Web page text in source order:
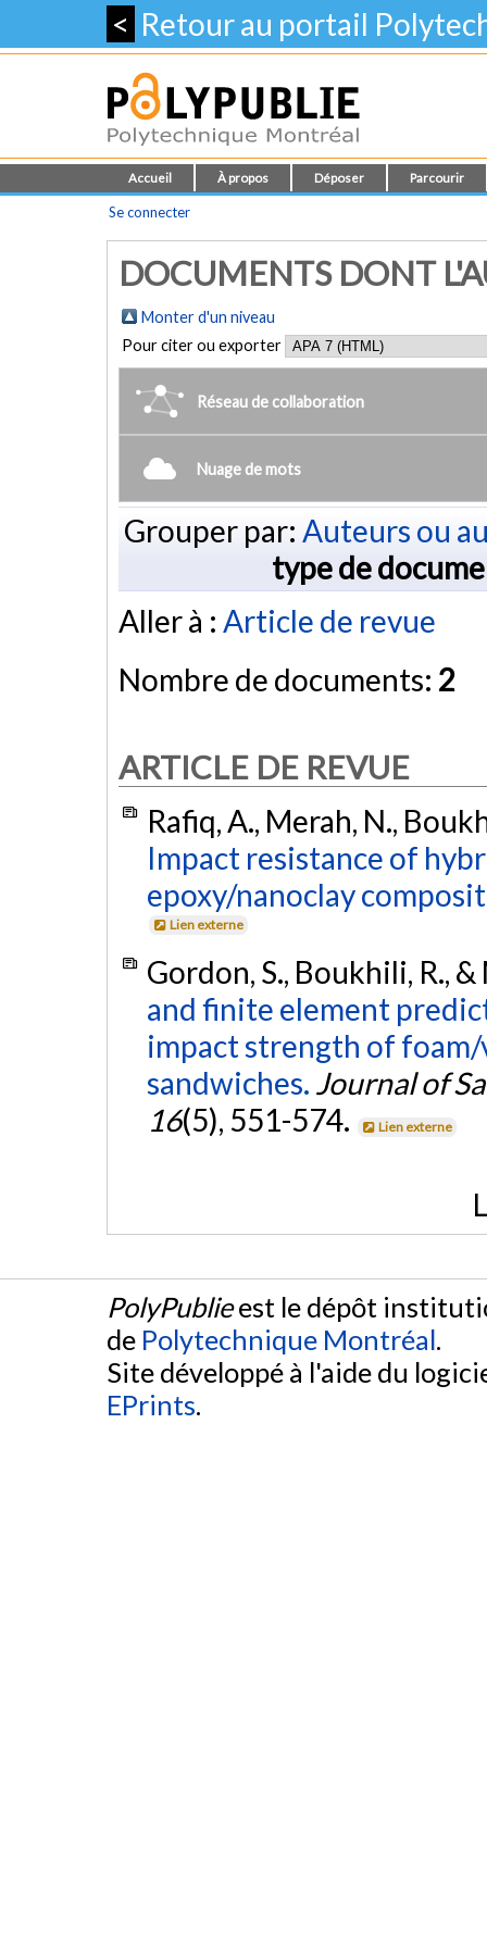
< Retour au portail
Accueil À propos Déposer Parcourir
Se connecter
DOCUMENTS DONT
Monter d'un niveau
Pour citer ou exporter
Réseau de collaboration
Nuage de mots
Grouper par: Auteurs ou
type de
Aller à : Article de revue
Nombre de documents: 2
ARTICLE DE REVUE
Rafiq, A., Merah, N.,
Impact resistance of
epoxy/nanoclay
Lien externe
Gordon, S., Boukhili, R.,
and finite element
impact strength of
sandwiches. Journal of
16(5), 551-574. Lien externe
PolyPublieest le dépôt
de Polytechnique Montréal.
Site développé à l'aide du
EPrints.